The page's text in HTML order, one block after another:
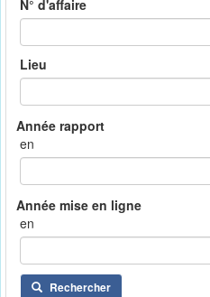
N° d'affaire
Lieu
en
en
Rechercher